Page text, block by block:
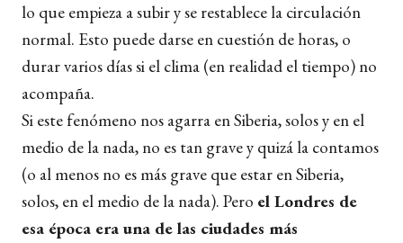
lo que empieza a subir y se restablece la circulación
normal. Esto puede darse en cuestión de horas, o
durar varios días si el clima (en realidad el tiempo) no
acompaña.
Si este fenómeno nos agarra en Siberia, solos y en el
medio de la nada, no es tan grave y quizá la contamos
(o al menos no es más grave que estar en Siberia,
solos, en el medio de la nada). Pero el Londres de
esa época era una de las ciudades más